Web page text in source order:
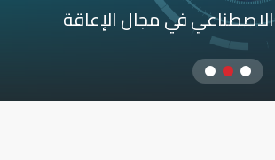
في مجال الإعاقة